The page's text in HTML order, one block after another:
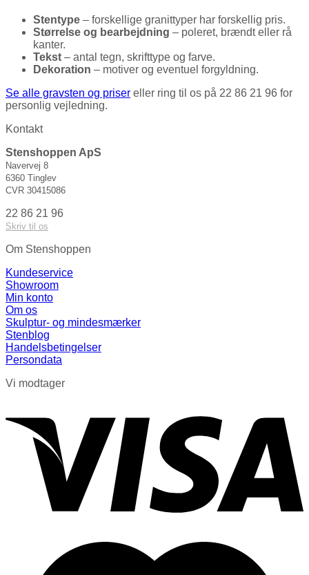
Stentype – forskellige granittyper har forskellig pris.
Størrelse og bearbejdning – poleret, brændt eller rå
kanter.
Tekst – antal tegn, skrifttype og farve.
Dekoration – motiver og eventuel forgyldning.
Se alle gravsten og priser eller ring til os på 22 86 21 96 for
personlig vejledning.
Kontakt
Stenshoppen ApS
Navervej 8
6360 Tinglev
CVR 30415086
22 86 21 96
Skriv til os
Om Stenshoppen
Kundeservice
Showroom
Min konto
Om os
Skulptur- og mindesmærker
Stenblog
Handelsbetingelser
Persondata
Vi modtager